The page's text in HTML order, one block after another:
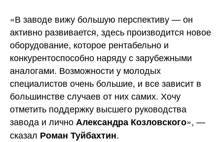
«В заводе вижу большую перспективу — он
активно развивается, здесь производится новое
оборудование, которое рентабельно и
конкурентоспособно наряду с зарубежными
аналогами. Возможности у молодых
специалистов очень большие, и все зависит в
большинстве случаев от них самих. Хочу
отметить поддержку высшего руководства
завода и личноАлександра Козловского», —
сказал Роман Туйбахтин.